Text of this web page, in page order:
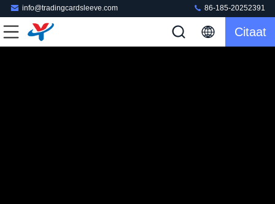
info@tradingcardsleeve.com 86-185-20252391
Citaat